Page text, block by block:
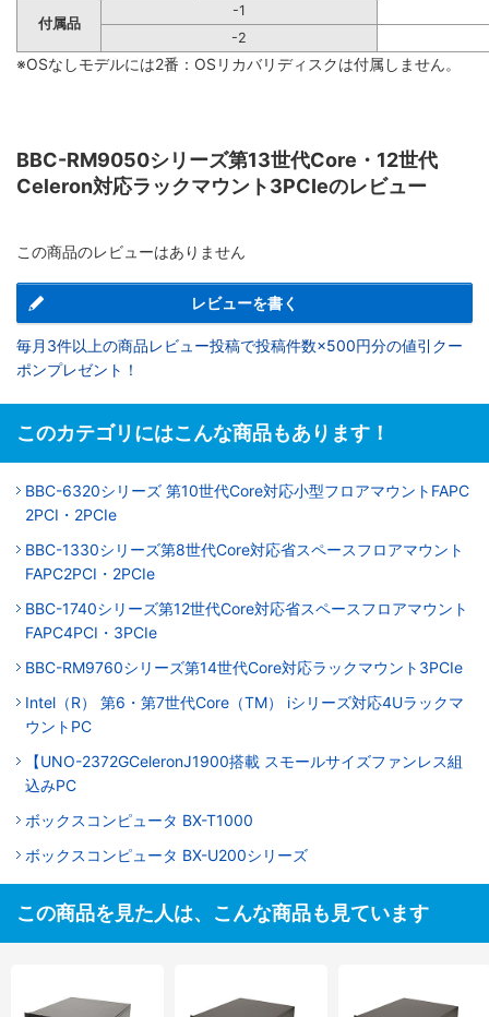
付属品
-1
-2
※OSなしモデルには2番：OSリカバリディスクは付属しません。
BBC-RM9050シリーズ第13世代Core・12世代
Celeron対応ラックマウント3PCIeのレビュー
この商品のレビューはありません
レビューを書く
毎月3件以上の商品レビュー投稿で投稿件数×500円分の値引クー
ポンプレゼント！
このカテゴリにはこんな商品もあります！
BBC-6320シリーズ 第10世代Core対応小型フロアマウントFAPC
2PCI・2PCIe
BBC-1330シリーズ第8世代Core対応省スペースフロアマウント
FAPC2PCI・2PCIe
BBC-1740シリーズ第12世代Core対応省スペースフロアマウント
FAPC4PCI・3PCIe
BBC-RM9760シリーズ第14世代Core対応ラックマウント3PCIe
Intel（R） 第6・第7世代Core（TM） iシリーズ対応4Uラックマ
ウントPC
【UNO-2372GCeleronJ1900搭載 スモールサイズファンレス組
込みPC
ボックスコンピュータ BX-T1000
ボックスコンピュータ BX-U200シリーズ
この商品を見た人は、こんな商品も見ています